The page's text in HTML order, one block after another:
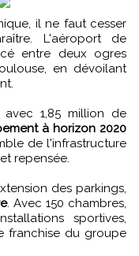
L'aéroport de
entre deux ogres
en dévoilant
avec 1,85 million de
à horizon 2020
de l'infrastructure
repensée.
des parkings,
. Avec 150 chambres,
sportives,
franchise du groupe